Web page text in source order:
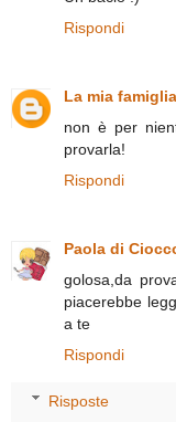
Rispondi
La mia
non è per
provarla!
Rispondi
Paola di
golosa,da
piacerebbe
a te
Rispondi
Risposte